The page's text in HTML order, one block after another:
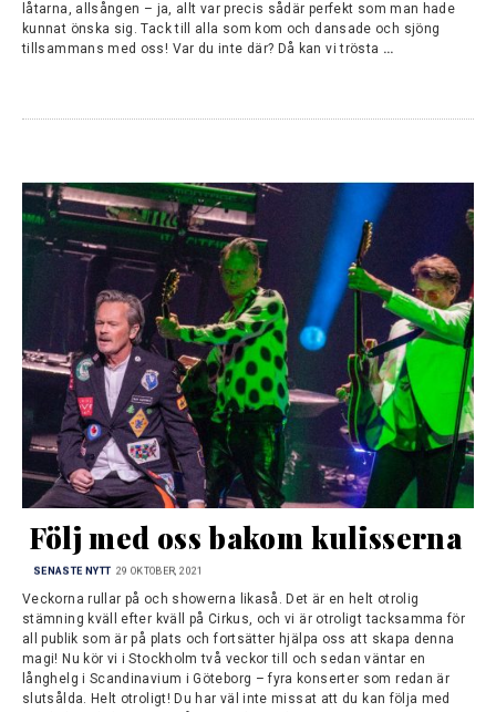
låtarna, allsången – ja, allt var precis sådär perfekt som man hade
kunnat önska sig. Tack till alla som kom och dansade och sjöng
tillsammans med oss! Var du inte där? Då kan vi trösta …
Följ med oss bakom kulisserna
SENASTE NYTT 29 OKTOBER, 2021
Veckorna rullar på och showerna likaså. Det är en helt otrolig
stämning kväll efter kväll på Cirkus, och vi är otroligt tacksamma för
all publik som är på plats och fortsätter hjälpa oss att skapa denna
magi! Nu kör vi i Stockholm två veckor till och sedan väntar en
långhelg i Scandinavium i Göteborg – fyra konserter som redan är
slutsålda. Helt otroligt! Du har väl inte missat att du kan följa med